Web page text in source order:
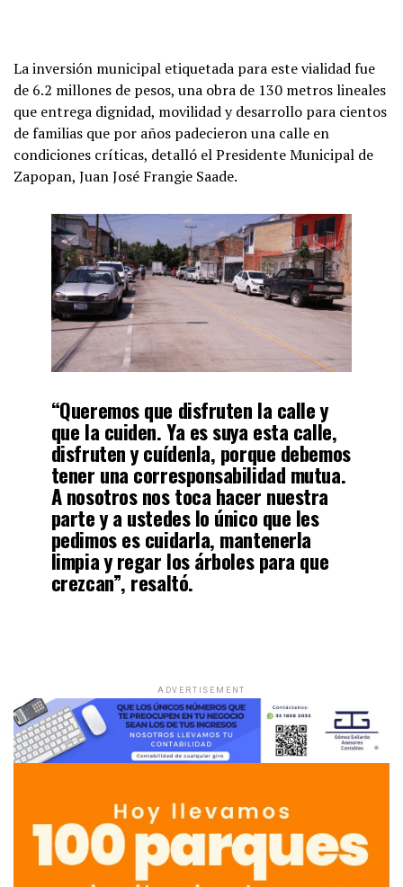
La inversión municipal etiquetada para este vialidad fue
de 6.2 millones de pesos, una obra de 130 metros lineales
que entrega dignidad, movilidad y desarrollo para cientos
de familias que por años padecieron una calle en
condiciones críticas, detalló el Presidente Municipal de
Zapopan, Juan José Frangie Saade.
“Queremos que disfruten la calle y
que la cuiden. Ya es suya esta calle,
disfruten y cuídenla, porque debemos
tener una corresponsabilidad mutua.
A nosotros nos toca hacer nuestra
parte y a ustedes lo único que les
pedimos es cuidarla, mantenerla
limpia y regar los árboles para que
crezcan”, resaltó.
ADVERTISEMENT